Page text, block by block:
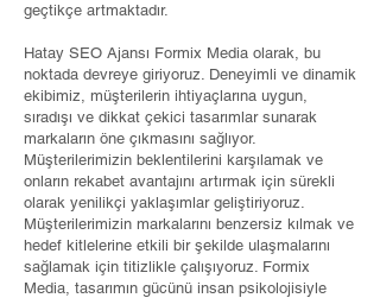
geçtikçe artmaktadır.
Hatay SEO Ajansı Formix Media olarak, bu
noktada devreye giriyoruz. Deneyimli ve dinamik
ekibimiz, müşterilerin ihtiyaçlarına uygun,
sıradışı ve dikkat çekici tasarımlar sunarak
markaların öne çıkmasını sağlıyor.
Müşterilerimizin beklentilerini karşılamak ve
onların rekabet avantajını artırmak için sürekli
olarak yenilikçi yaklaşımlar geliştiriyoruz.
Müşterilerimizin markalarını benzersiz kılmak ve
hedef kitlelerine etkili bir şekilde ulaşmalarını
sağlamak için titizlikle çalışıyoruz. Formix
Media, tasarımın gücünü insan psikolojisiyle